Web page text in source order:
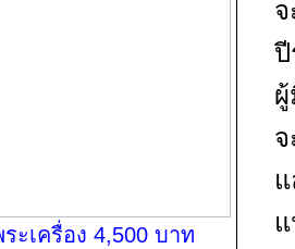
ะเครื่อง 4,500 บาท
ปี